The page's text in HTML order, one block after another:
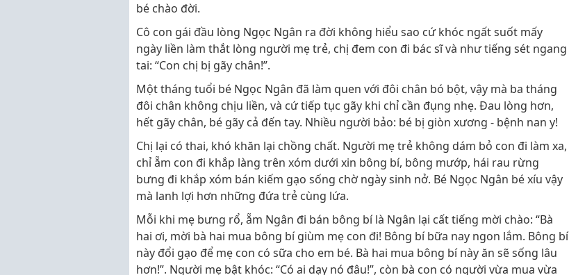
bé chào đời.
Cô con gái đầu lòng Ngọc Ngân ra đời không hiểu sao cứ khóc ngất suốt mấy
ngày liền làm thắt lòng người mẹ trẻ, chị đem con đi bác sĩ và như tiếng sét ngang
tai: “Con chị bị gãy chân!”.
Một tháng tuổi bé Ngọc Ngân đã làm quen với đôi chân bó bột, vậy mà ba tháng
đôi chân không chịu liền, và cứ tiếp tục gãy khi chỉ cần đụng nhẹ. Đau lòng hơn,
hết gãy chân, bé gãy cả đến tay. Nhiều người bảo: bé bị giòn xương - bệnh nan y!
Chị lại có thai, khó khăn lại chồng chất. Người mẹ trẻ không dám bỏ con đi làm xa,
chỉ ẵm con đi khắp làng trên xóm dưới xin bông bí, bông mướp, hái rau rừng
bưng đi khắp xóm bán kiếm gạo sống chờ ngày sinh nở. Bé Ngọc Ngân bé xíu vậy
mà lanh lợi hơn những đứa trẻ cùng lứa.
Mỗi khi mẹ bưng rổ, ẵm Ngân đi bán bông bí là Ngân lại cất tiếng mời chào: “Bà
hai ơi, mời bà hai mua bông bí giùm mẹ con đi! Bông bí bữa nay ngon lắm. Bông bí
này đổi gạo để mẹ con có sữa cho em bé. Bà hai mua bông bí này ăn sẽ sống lâu
hơn!”. Người mẹ bật khóc: “Có ai dạy nó đâu!”, còn bà con có người vừa mua vừa